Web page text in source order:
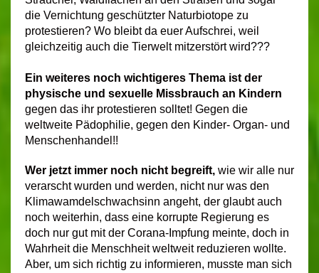
die Vernichtung geschützter Naturbiotope zu
protestieren? Wo bleibt da euer Aufschrei, weil
gleichzeitig auch die Tierwelt mitzerstört wird???
Ein weiteres noch wichtigeres Thema ist der
physische und sexuelle Missbrauch an Kindern
gegen das ihr protestieren solltet! Gegen die
weltweite Pädophilie, gegen den Kinder- Organ- und
Menschenhandel!!
Wer jetzt immer noch nicht begreift, wie wir alle nur
verarscht wurden und werden, nicht nur was den
Klimawamdelschwachsinn angeht, der glaubt auch
noch weiterhin, dass eine korrupte Regierung es
doch nur gut mit der Corana-Impfung meinte, doch in
Wahrheit die Menschheit weltweit reduzieren wollte.
Aber, um sich richtig zu informieren, musste man sich